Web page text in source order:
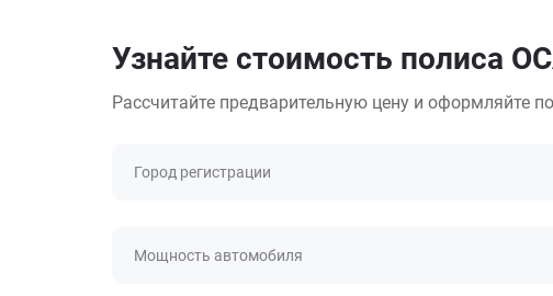
Узнайте стоимость полиса
Рассчитайте предварительную цену и оформляйте
Город регистрации
Мощность автомобиля